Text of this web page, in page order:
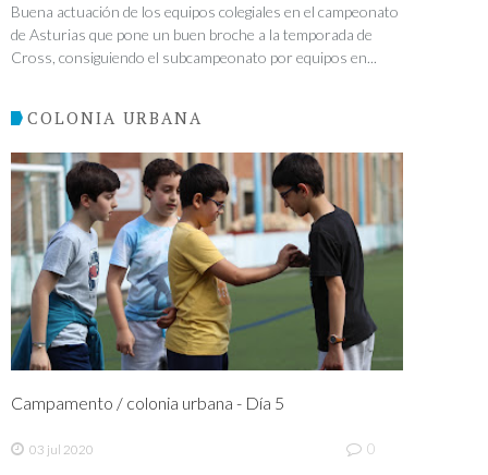
Buena actuación de los equipos colegiales en el campeonato
de Asturias que pone un buen broche a la temporada de
Cross, consiguiendo el subcampeonato por equipos en...
COLONIA URBANA
Campamento / colonia urbana - Día 5
03 jul 2020 0